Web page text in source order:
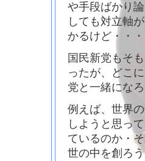
や手段ばかり
しても対立軸
かるけど・・・
国民新党もそ
ったが、どこ
党と一緒にな
例えば、世界
しようと思っ
ているのか・
世の中を創ろ